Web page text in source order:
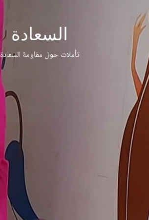
السعادة
تأملات حول مقاومة السعادة